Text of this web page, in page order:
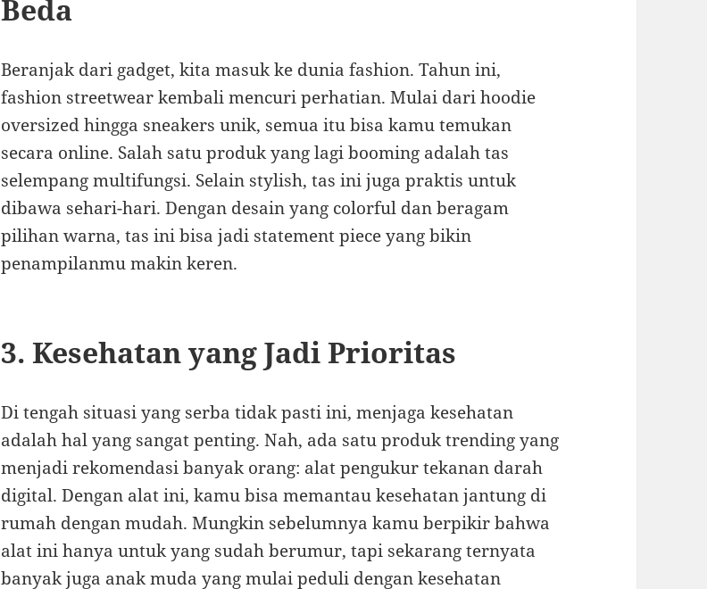
Beda
Beranjak dari gadget, kita masuk ke dunia fashion. Tahun ini,
fashion streetwear kembali mencuri perhatian. Mulai dari hoodie
oversized hingga sneakers unik, semua itu bisa kamu temukan
secara online. Salah satu produk yang lagi booming adalah tas
selempang multifungsi. Selain stylish, tas ini juga praktis untuk
dibawa sehari-hari. Dengan desain yang colorful dan beragam
pilihan warna, tas ini bisa jadi statement piece yang bikin
penampilanmu makin keren.
3. Kesehatan yang Jadi Prioritas
Di tengah situasi yang serba tidak pasti ini, menjaga kesehatan
adalah hal yang sangat penting. Nah, ada satu produk trending yang
menjadi rekomendasi banyak orang: alat pengukur tekanan darah
digital. Dengan alat ini, kamu bisa memantau kesehatan jantung di
rumah dengan mudah. Mungkin sebelumnya kamu berpikir bahwa
alat ini hanya untuk yang sudah berumur, tapi sekarang ternyata
banyak juga anak muda yang mulai peduli dengan kesehatan